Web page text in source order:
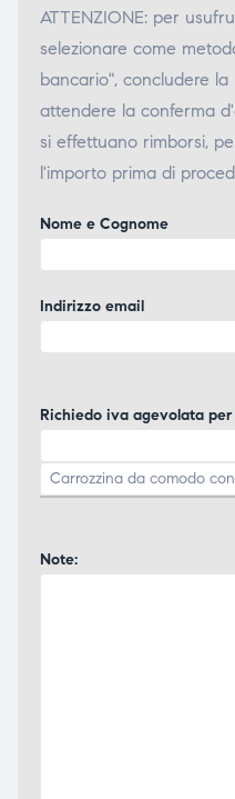
ATTENZIONE: per
selezionare come
bancario", concludere
attendere la conferma
si effettuano rimborsi,
l'importo prima di
Nome e Cognome
Indirizzo email
Richiedo iva agevolata
Note: